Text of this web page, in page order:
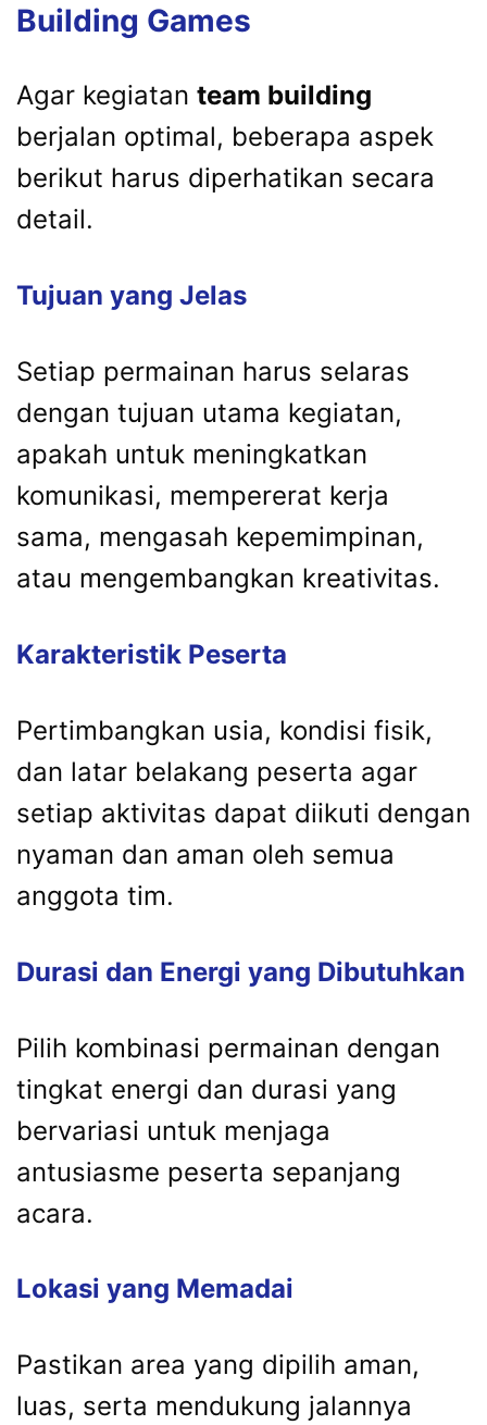
Building Games
Agar kegiatan team building
berjalan optimal, beberapa aspek
berikut harus diperhatikan secara
detail.
Tujuan yang Jelas
Setiap permainan harus selaras
dengan tujuan utama kegiatan,
apakah untuk meningkatkan
komunikasi, mempererat kerja
sama, mengasah kepemimpinan,
atau mengembangkan kreativitas.
Karakteristik Peserta
Pertimbangkan usia, kondisi fisik,
dan latar belakang peserta agar
setiap aktivitas dapat diikuti dengan
nyaman dan aman oleh semua
anggota tim.
Durasi dan Energi yang Dibutuhkan
Pilih kombinasi permainan dengan
tingkat energi dan durasi yang
bervariasi untuk menjaga
antusiasme peserta sepanjang
acara.
Lokasi yang Memadai
Pastikan area yang dipilih aman,
luas, serta mendukung jalannya